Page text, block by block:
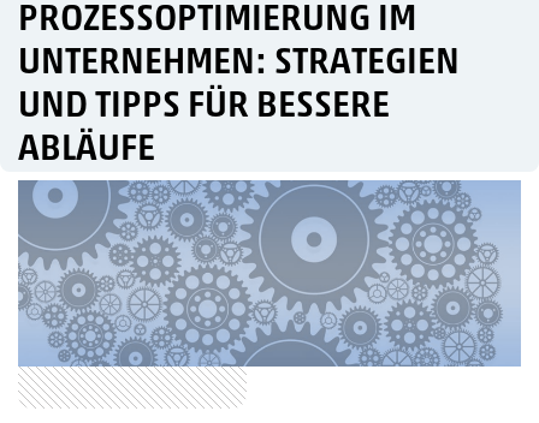
PROZESSOPTIMIERUNG IM
UNTERNEHMEN: STRATEGIEN
UND TIPPS FÜR BESSERE
ABLÄUFE